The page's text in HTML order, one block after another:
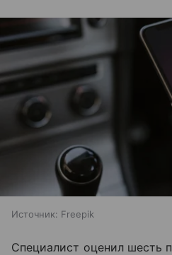
Источник: Freepik
Специалист оценил шесть